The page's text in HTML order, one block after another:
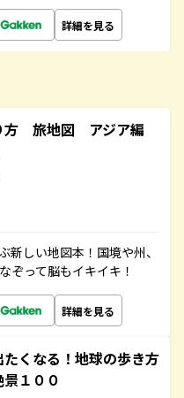
詳細を見る
方 旅地図 アジア編
新しい地図本！国境や州、
ぞって脳もイキイキ！
詳細を見る
くなる！地球の歩き方
１００